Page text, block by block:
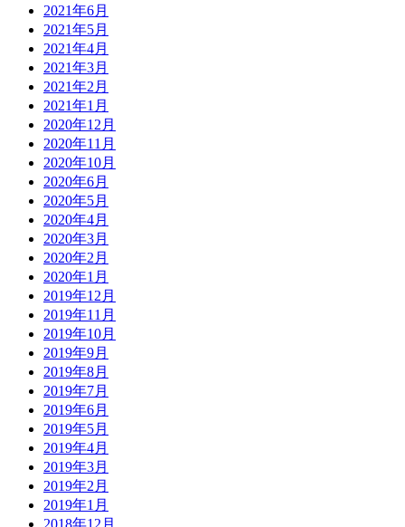
2021年6月
2021年5月
2021年4月
2021年3月
2021年2月
2021年1月
2020年12月
2020年11月
2020年10月
2020年6月
2020年5月
2020年4月
2020年3月
2020年2月
2020年1月
2019年12月
2019年11月
2019年10月
2019年9月
2019年8月
2019年7月
2019年6月
2019年5月
2019年4月
2019年3月
2019年2月
2019年1月
2018年12月